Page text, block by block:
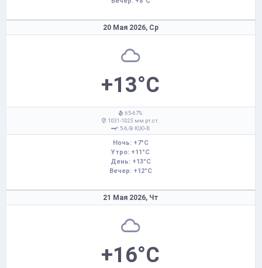
20 Мая 2026, Ср
+13°C
: 65-67%
: 1031-1023 мм рт.ст.
: 5-6,
Ю,Ю-В
Ночь: +7°C
Утро: +11°C
День: +13°C
Вечер: +12°C
21 Мая 2026, Чт
+16°C